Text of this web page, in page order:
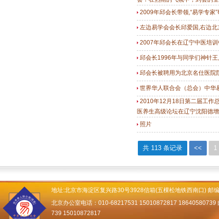
2009年邱会长带领,“易学专家
左边易学会会长邱爱国,右边
2007年邱会长在辽宁中医培
邱会长1996年与同学们神针
邱会长被聘用为北京名仕医院
世界华人联合会（总会）中
2010年12月18日第二届工作
医养生高级论坛在辽宁沈阳德
照片
共 113 条记录 << 1
地址:北京市海淀区复兴路30号3928信箱(五棵松地铁西南口) 邮
北京办公室电话：010-68217531 15010872817
739 15010872817